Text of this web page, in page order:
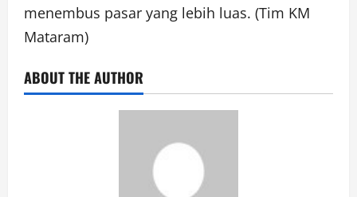
menembus pasar yang lebih luas. (Tim KM
Mataram)
ABOUT THE AUTHOR